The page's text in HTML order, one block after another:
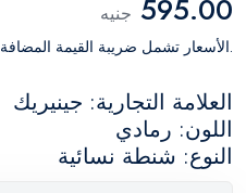
595.00 جنيه
.الأسعار تشمل ضريبة القيمة المضافة
العلامة التجارية: جينيريك
اللون: رمادي
النوع: شنطة نسائية